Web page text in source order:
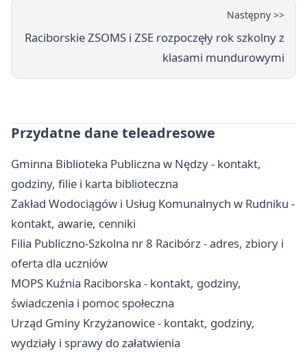
Następny >>
Raciborskie ZSOMS i ZSE rozpoczęły rok szkolny z
klasami mundurowymi
Przydatne dane teleadresowe
Gminna Biblioteka Publiczna w Nędzy - kontakt,
godziny, filie i karta biblioteczna
Zakład Wodociągów i Usług Komunalnych w Rudniku -
kontakt, awarie, cenniki
Filia Publiczno-Szkolna nr 8 Racibórz - adres, zbiory i
oferta dla uczniów
MOPS Kuźnia Raciborska - kontakt, godziny,
świadczenia i pomoc społeczna
Urząd Gminy Krzyżanowice - kontakt, godziny,
wydziały i sprawy do załatwienia